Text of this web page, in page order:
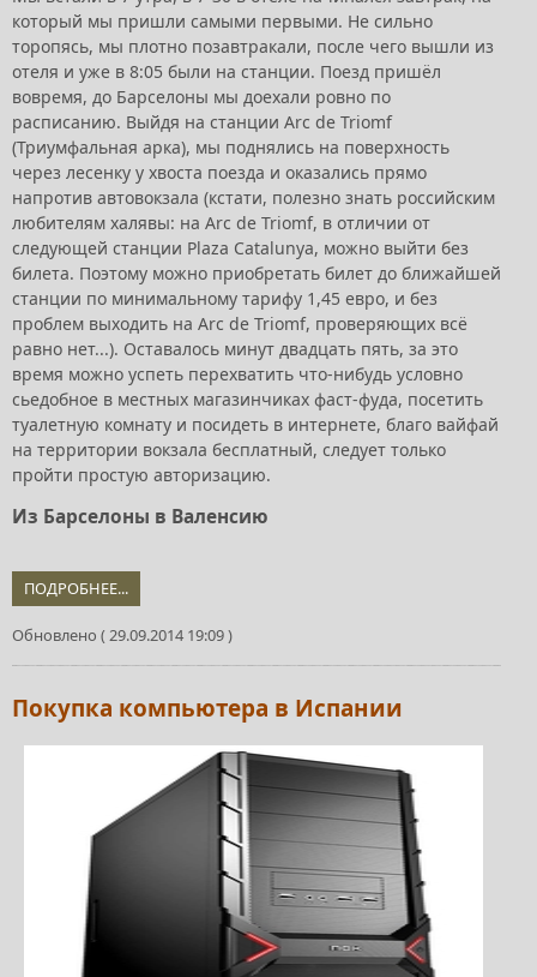
который мы пришли самыми первыми. Не сильно
торопясь, мы плотно позавтракали, после чего вышли из
отеля и уже в 8:05 были на станции. Поезд пришёл
вовремя, до Барселоны мы доехали ровно по
расписанию. Выйдя на станции Arc de Triomf
(Триумфальная арка), мы поднялись на поверхность
через лесенку у хвоста поезда и оказались прямо
напротив автовокзала (кстати, полезно знать российским
любителям халявы: на Arc de Triomf, в отличии от
следующей станции Plaza Catalunya, можно выйти без
билета. Поэтому можно приобретать билет до ближайшей
станции по минимальному тарифу 1,45 евро, и без
проблем выходить на Arc de Triomf, проверяющих всё
равно нет...). Оставалось минут двадцать пять, за это
время можно успеть перехватить что-нибудь условно
сьедобное в местных магазинчиках фаст-фуда, посетить
туалетную комнату и посидеть в интернете, благо вайфай
на территории вокзала бесплатный, следует только
пройти простую авторизацию.
Из Барселоны в Валенсию
ПОДРОБНЕЕ...
Обновлено ( 29.09.2014 19:09 )
Покупка компьютера в Испании